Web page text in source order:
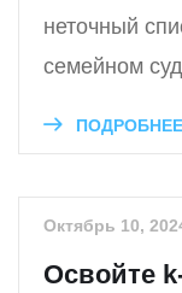
неточный
семейном
ПОДРОБНЕЕ
Октябрь 10,
Освойте